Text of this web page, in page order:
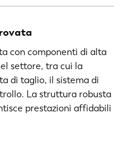
con componenti di alta
settore, tra cui la
di taglio, il sistema di
La struttura robusta
prestazioni affidabili